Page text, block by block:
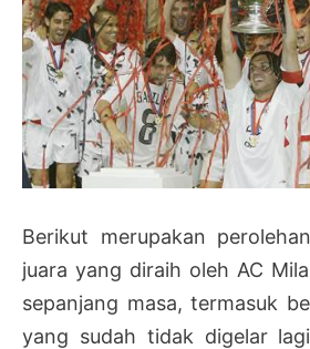
Berikut merupakan
juara yang diraih oleh AC
sepanjang masa, termasuk
yang sudah tidak digelar